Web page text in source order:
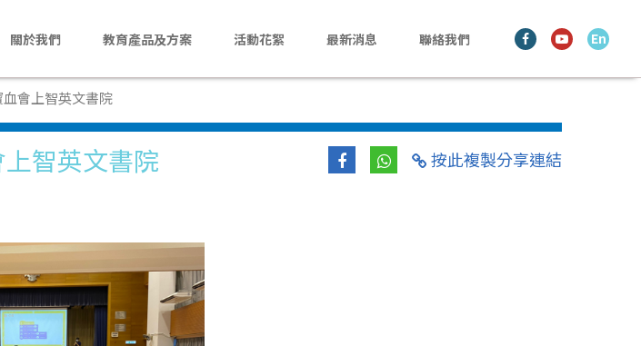
關於我們 教育產品及方案 活動花絮 最新消息 聯絡我們 En
會上智英文書院
智英文書院 按此複製分享連結
主頁
關於我們
產品及方案
聯絡我們